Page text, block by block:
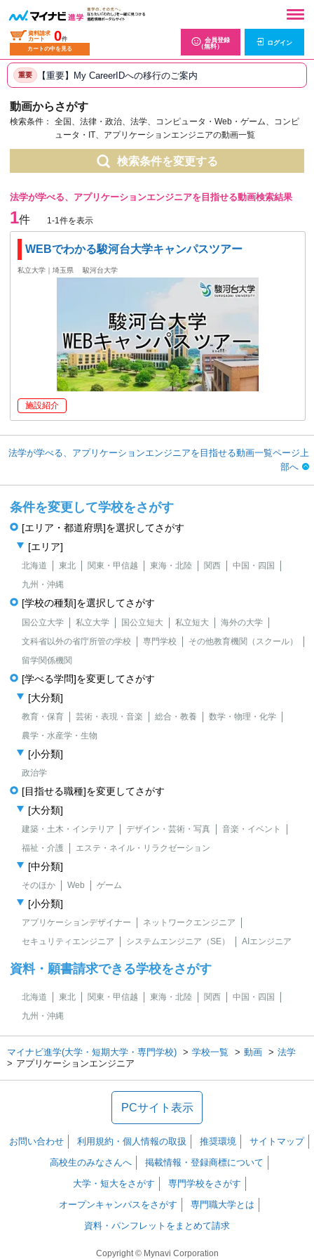
資料請求
カート
0件
カートの中を見る
会員登録
（無料）
ログイン
重要 【重要】My CareerIDへの移行のご案内
動画からさがす
検索条件：
全国、法律・政治、法学、コンピュータ・Web・ゲーム、コンピ
ュータ・IT、アプリケーションエンジニアの動画一覧
検索条件を変更する
法学が学べる、アプリケーションエンジニアを目指せる動画検索結果
1件 1-1件を表示
WEBでわかる駿河台大学キャンパスツアー
私立大学｜埼玉県 駿河台大学
施設紹介
法学が学べる、アプリケーションエンジニアを目指せる動画一覧ページ上
部へ
条件を変更して学校をさがす
[エリア・都道府県]を選択してさがす
[エリア]
北海道 東北 関東・甲信越 東海・北陸 関西
中国・四国
九州・沖縄
[学校の種類]を選択してさがす
国公立大学 私立大学 国公立短大 私立短大
海外の大学
文科省以外の省庁所管の学校
専門学校
その他教育機関（スクール）
留学関係機関
[学べる学問]を変更してさがす
[大分類]
教育・保育 芸術・表現・音楽 総合・教養
数学・物理・化学
農学・水産学・生物
[小分類]
政治学
[目指せる職種]を変更してさがす
[大分類]
建築・土木・インテリア デザイン・芸術・写真
音楽・イベント
福祉・介護
エステ・ネイル・リラクゼーション
[中分類]
そのほか Web ゲーム
[小分類]
アプリケーションデザイナー
ネットワークエンジニア
セキュリティエンジニア
システムエンジニア（SE） AIエンジニア
資料・願書請求できる学校をさがす
北海道 東北 関東・甲信越 東海・北陸 関西
中国・四国
九州・沖縄
マイナビ進学(大学・短期大学・専門学校) 学校一覧 動画
法学
アプリケーションエンジニア
PCサイト表示
お問い合わせ 利用規約・個人情報の取扱 推奨環境
サイトマップ
高校生のみなさんへ
掲載情報・登録商標について
大学・短大をさがす
専門学校をさがす
オープンキャンパスをさがす
専門職大学とは
資料・パンフレットをまとめて請求
Copyright © Mynavi Corporation